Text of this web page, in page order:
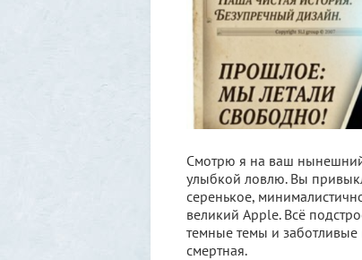
Смотрю я на ваш нынешний
улыбкой ловлю. Вы
серенькое,
великий Apple. Всё
темные темы и заботливые
смертная.